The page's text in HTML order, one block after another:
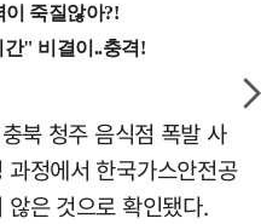
북 청주 음식점 폭발 사
정에서 한국가스안전공
은 것으로 확인됐다.